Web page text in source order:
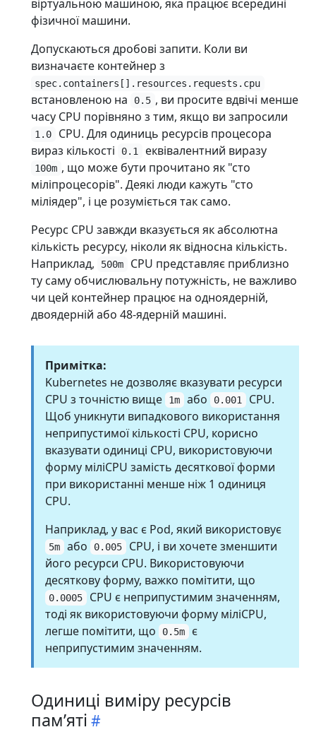
віртуальною машиною, яка працює всередині
фізичної машини.
Допускаються дробові запити. Коли ви
визначаєте контейнер з
spec.containers[].resources.requests.cpu
встановленою на 0.5 , ви просите вдвічі менше
часу CPU порівняно з тим, якщо ви запросили
1.0
CPU. Для одиниць ресурсів процесора
вираз кількості
0.1 еквівалентний виразу
100m , що може бути прочитано як "сто
міліпроцесорів". Деякі люди кажуть "сто
міліядер", і це розуміється так само.
Ресурс CPU завжди вказується як абсолютна
кількість ресурсу, ніколи як відносна кількість.
Наприклад,
500m
CPU представляє приблизно
ту саму обчислювальну потужність, не важливо
чи цей контейнер працює на одноядерній,
двоядерній або 48-ядерній машині.
Примітка:
Kubernetes не дозволяє вказувати ресурси
CPU з точністю вище
1m або 0.001 CPU.
Щоб уникнути випадкового використання
неприпустимої кількості CPU, корисно
вказувати одиниці CPU, використовуючи
форму міліCPU замість десяткової форми
при використанні менше ніж 1 одиниця
CPU.
Наприклад, у вас є Pod, який використовує
5m або 0.005 CPU, і ви хочете зменшити
його ресурси CPU. Використовуючи
десяткову форму, важко помітити, що
0.0005 CPU є неприпустимим значенням,
тоді як використовуючи форму міліCPU,
легше помітити, що
0.5m є
неприпустимим значенням.
Одиниці виміру ресурсів
памʼяті